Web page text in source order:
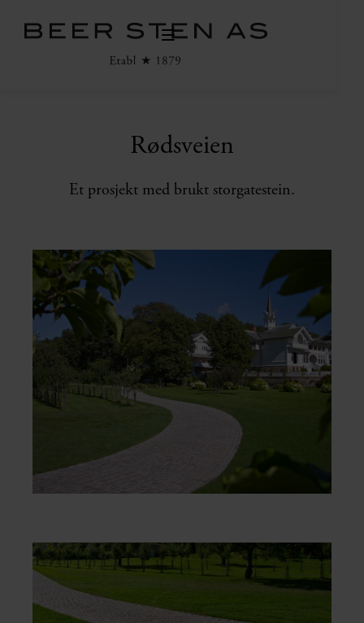
Rødsveien
Et prosjekt med brukt storgatestein.